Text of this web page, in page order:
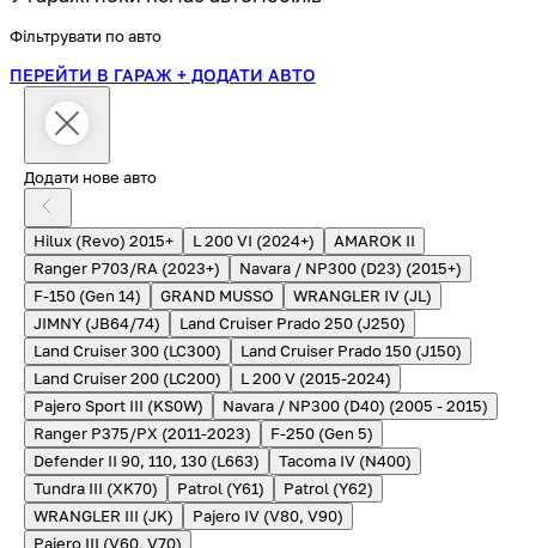
Фільтрувати по авто
ПЕРЕЙТИ В ГАРАЖ + ДОДАТИ АВТО
Додати нове авто
Hilux (Revo) 2015+ L 200 VI (2024+)
AMAROK II
Ranger P703/RA (2023+)
Navara / NP300 (D23) (2015+)
F-150 (Gen 14)
GRAND MUSSO
WRANGLER IV (JL)
JIMNY (JB64/74)
Land Cruiser Prado 250 (J250)
Land Cruiser 300 (LC300)
Land Cruiser Prado 150 (J150)
Land Cruiser 200 (LC200)
L 200 V (2015-2024)
Pajero Sport III (KS0W)
Navara / NP300 (D40) (2005 - 2015)
Ranger P375/PX (2011-2023)
F-250 (Gen 5)
Defender II 90, 110, 130 (L663)
Tacoma IV (N400)
Tundra III (XK70)
Patrol (Y61)
Patrol (Y62)
WRANGLER III (JK)
Pajero IV (V80, V90)
Pajero III (V60, V70)